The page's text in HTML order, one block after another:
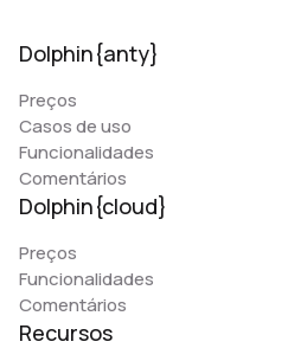
Dolphin{anty}
Preços
Casos de uso
Funcionalidades
Comentários
Dolphin{cloud}
Preços
Funcionalidades
Comentários
Recursos